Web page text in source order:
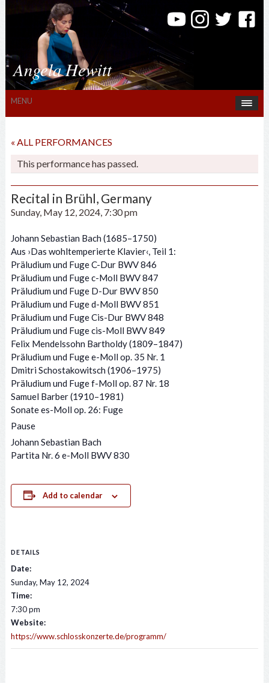
Angela Hewitt
MENU
« ALL PERFORMANCES
This performance has passed.
Recital in Brühl, Germany
Sunday, May 12, 2024, 7:30 pm
Johann Sebastian Bach (1685–1750)
Aus ›Das wohltemperierte Klavier‹, Teil 1:
Präludium und Fuge C-Dur BWV 846
Präludium und Fuge c-Moll BWV 847
Präludium und Fuge D-Dur BWV 850
Präludium und Fuge d-Moll BWV 851
Präludium und Fuge Cis-Dur BWV 848
Präludium und Fuge cis-Moll BWV 849
Felix Mendelssohn Bartholdy (1809–1847)
Präludium und Fuge e-Moll op. 35 Nr. 1
Dmitri Schostakowitsch (1906–1975)
Präludium und Fuge f-Moll op. 87 Nr. 18
Samuel Barber (1910–1981)
Sonate es-Moll op. 26: Fuge
Pause
Johann Sebastian Bach
Partita Nr. 6 e-Moll BWV 830
Add to calendar
DETAILS
Date:
Sunday, May 12, 2024
Time:
7:30 pm
Website:
https://www.schlosskonzerte.de/programm/